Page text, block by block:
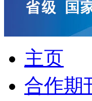
主页
合作期